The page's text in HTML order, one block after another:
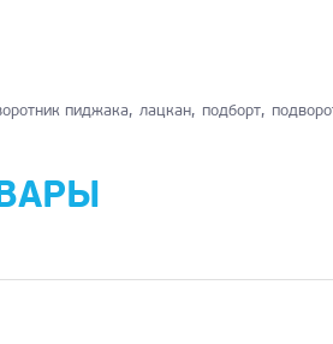
пиджака лацкан подборт